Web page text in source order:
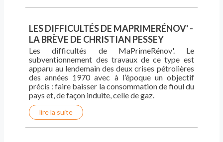
LES DIFFICULTÉS DE MAPRIMERÉNOV' -
LA BRÈVE DE CHRISTIAN PESSEY
Les difficultés de MaPrimeRénov'. Le
subventionnement des travaux de ce type est
apparu au lendemain des deux crises pétrolières
des années 1970 avec à l’époque un objectif
précis : faire baisser la consommation de fioul du
pays et, de façon induite, celle de gaz.
lire la suite